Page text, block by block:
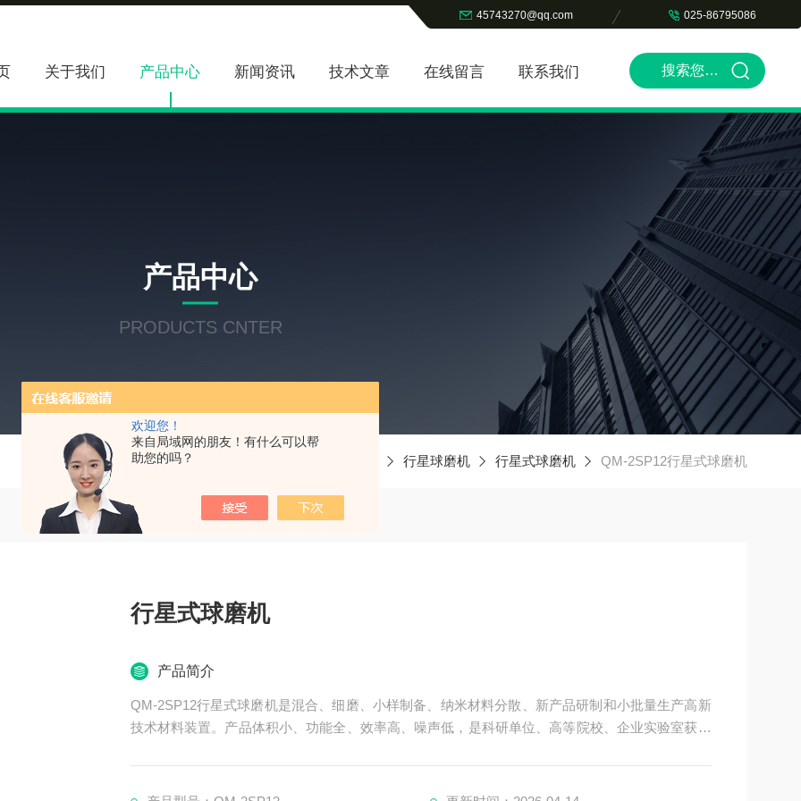
欢迎您！
来自局域网的朋友！有什么可以帮
助您的吗？
45743270@qq.com 025-86795086
关于我们 产品中心 新闻资讯 技术文章 在线留言 联系我们
产品中心
PRODUCTS CNTER
行星球磨机 行星式球磨机 QM-2SP12行星式球磨机
行星式球磨机
产品简介
QM-2SP12行星式球磨机是混合、细磨、小样制备、纳米材料分散、新产品研制和小批量生产高新
技术材料装置。产品体积小、功能全、效率高、噪声低，是科研单位、高等院校、企业实验室获取